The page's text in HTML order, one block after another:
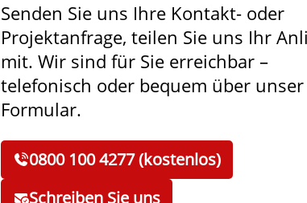
Senden Sie uns Ihre Kontakt- oder
Projektanfrage, teilen Sie uns Ihr
mit. Wir sind für Sie erreichbar –
telefonisch oder bequem über unser
Formular.
0800 100 4277 (kostenlos)
Schreiben Sie uns